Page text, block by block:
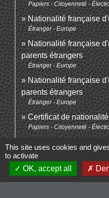
Papiers - Citoyenneté -
Nationalité française
Étranger - Europe
Nationalité française
parents étrangers
Étranger - Europe
Nationalité française
parents étrangers
Étranger - Europe
Certificat de
Papiers - Citoyenneté -
Étranger - Europe
Signaler
This site uses cookies and
to activate
OK, accept all